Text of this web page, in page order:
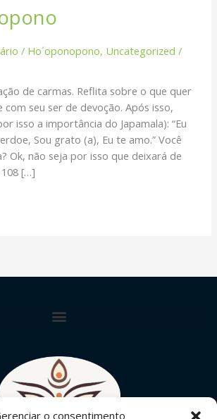
o consentimento
/ Ho´oponopono, Uncategorized /
de carmas. Reflita sobre o que quer
com seu ser de devoção. Após isso,
isso a importância do Japamala): “Eu
Sou grato (a), Eu te amo.” Você
Ok, não seja por isso que deixará de
[…]